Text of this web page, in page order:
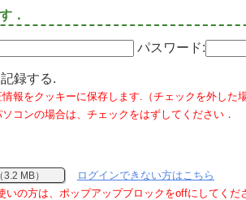
．
パスワード:
録する.
報をクッキーに保存します.（チェックを外した
コンの場合は、チェックをはずしてください．
MB）
ログインできない方はこちら
いの方は、ポップアップブロックをoffにしてくだ